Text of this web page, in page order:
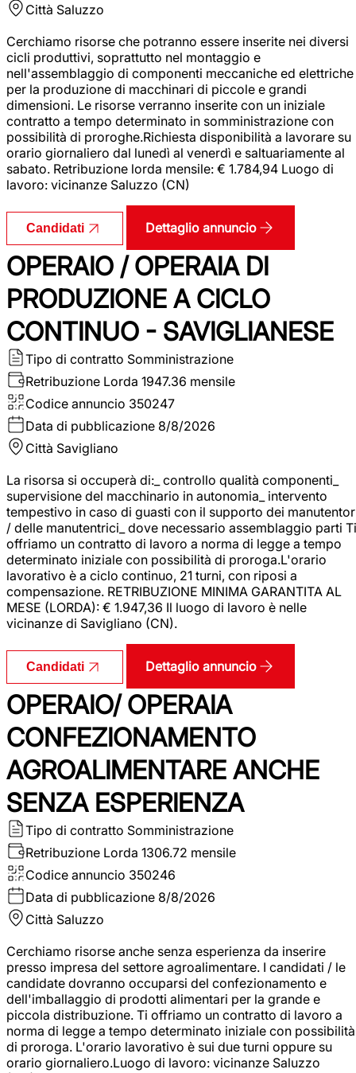
Città Saluzzo
Cerchiamo risorse che potranno essere inserite nei diversi
cicli produttivi, soprattutto nel montaggio e
nell'assemblaggio di componenti meccaniche ed elettriche
per la produzione di macchinari di piccole e grandi
dimensioni. Le risorse verranno inserite con un iniziale
contratto a tempo determinato in somministrazione con
possibilità di proroghe.Richiesta disponibilità a lavorare su
orario giornaliero dal lunedì al venerdì e saltuariamente al
sabato. Retribuzione lorda mensile: € 1.784,94 Luogo di
lavoro: vicinanze Saluzzo (CN)
Candidati Dettaglio annuncio
OPERAIO / OPERAIA DI
PRODUZIONE A CICLO
CONTINUO - SAVIGLIANESE
Tipo di contratto Somministrazione
Retribuzione Lorda 1947.36 mensile
Codice annuncio 350247
Data di pubblicazione 8/8/2026
Città Savigliano
La risorsa si occuperà di:_ controllo qualità componenti_
supervisione del macchinario in autonomia_ intervento
tempestivo in caso di guasti con il supporto dei
/ delle manutentrici_ dove necessario assemblaggio parti Ti
offriamo un contratto di lavoro a norma di legge a tempo
determinato iniziale con possibilità di proroga.L'orario
lavorativo è a ciclo continuo, 21 turni, con riposi a
compensazione. RETRIBUZIONE MINIMA GARANTITA AL
MESE (LORDA): € 1.947,36 Il luogo di lavoro è nelle
vicinanze di Savigliano (CN).
Candidati Dettaglio annuncio
OPERAIO/ OPERAIA
CONFEZIONAMENTO
AGROALIMENTARE ANCHE
SENZA ESPERIENZA
Tipo di contratto Somministrazione
Retribuzione Lorda 1306.72 mensile
Codice annuncio 350246
Data di pubblicazione 8/8/2026
Città Saluzzo
Cerchiamo risorse anche senza esperienza da inserire
presso impresa del settore agroalimentare. I candidati / le
candidate dovranno occuparsi del confezionamento e
dell'imballaggio di prodotti alimentari per la grande e
piccola distribuzione. Ti offriamo un contratto di lavoro a
norma di legge a tempo determinato iniziale con possibilità
di proroga. L'orario lavorativo è sui due turni oppure su
orario giornaliero.Luogo di lavoro: vicinanze Saluzzo